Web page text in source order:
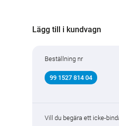
Lägg till i kundvagn
Beställning nr
99 1527 814 04
Vill du begära ett icke-